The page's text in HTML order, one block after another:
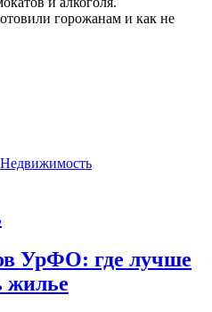
горожанам и как не
Недвижимость
УрФО: где лучше
жилье